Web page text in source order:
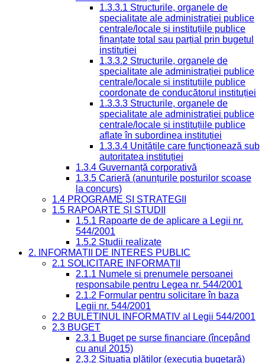
1.3.3.1 Structurile, organele de
specialitate ale administrației publice
centrale/locale și instituțiile publice
finanțate total sau parțial prin bugetul
instituției
1.3.3.2 Structurile, organele de
specialitate ale administrației publice
centrale/locale și instituțiile publice
coordonate de conducătorul instituției
1.3.3.3 Structurile, organele de
specialitate ale administrației publice
centrale/locale și instituțiile publice
aflate în subordinea instituției
1.3.3.4 Unitățile care funcționează sub
autoritatea instituției
1.3.4 Guvernanță corporativă
1.3.5 Carieră (anunțurile posturilor scoase
la concurs)
1.4 PROGRAME ȘI STRATEGII
1.5 RAPOARTE ȘI STUDII
1.5.1 Rapoarte de de aplicare a Legii nr.
544/2001
1.5.2 Studii realizate
2. INFORMAȚII DE INTERES PUBLIC
2.1 SOLICITARE INFORMAȚII
2.1.1 Numele și prenumele persoanei
responsabile pentru Legea nr. 544/2001
2.1.2 Formular pentru solicitare în baza
Legii nr. 544/2001
2.2 BULETINUL INFORMATIV al Legii 544/2001
2.3 BUGET
2.3.1 Buget pe surse financiare (începând
cu anul 2015)
2.3.2 Situația plăților (execuția bugetară)